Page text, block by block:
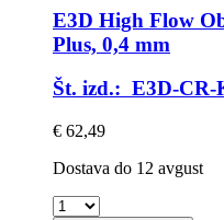
E3D High Flow
Plus, 0,4 mm
Št. izd.: E3D-CR-
€ 62,49
Dostava do 12 avgust